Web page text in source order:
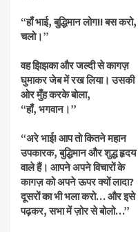
“हाँ भाई, बुद्धिमान लोग!! बस करो,
चलो।”
वह झिझका और जल्दी से कागज़
घुमाकर जेब में रख लिया। उसकी
ओर मुँह करके बोला,
“हाँ, भगवान।”
“अरे भाई! आप तो कितने महान
उपकारक, बुद्धिमान और शुद्ध हृदय
वाले हैं। आपने अपने विचारों के
कागज़ को अपने ऊपर क्यों लादा?
दूसरों का भी भला करो… और इसे
पढ़कर, सभा में ज़ोर से बोलो…”